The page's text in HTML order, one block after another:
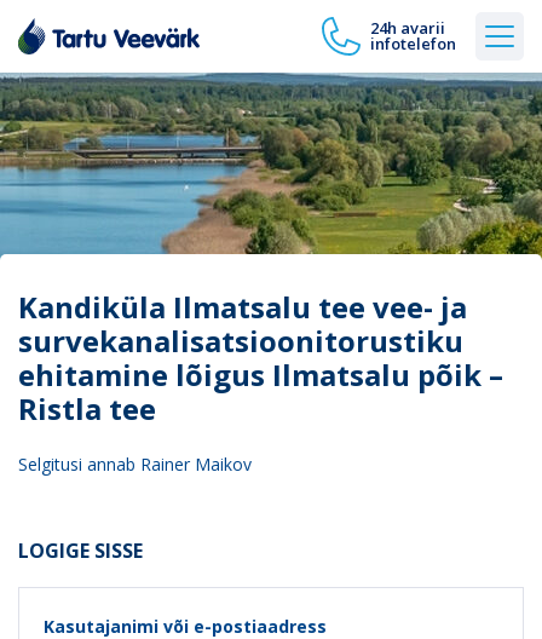
24h avarii
infotelefon
Kandiküla Ilmatsalu tee vee- ja
survekanalisatsioonitorustiku
ehitamine lõigus Ilmatsalu põik –
Ristla tee
Selgitusi annab Rainer Maikov
LOGIGE SISSE
Kasutajanimi või e-postiaadress